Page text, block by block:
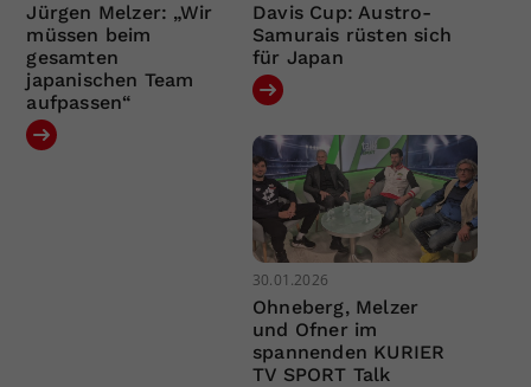
Jürgen Melzer: „Wir
müssen beim
gesamten
japanischen Team
aufpassen“
Davis Cup: Austro-
Samurais rüsten sich
für Japan
30.01.2026
Ohneberg, Melzer
und Ofner im
spannenden KURIER
TV SPORT Talk